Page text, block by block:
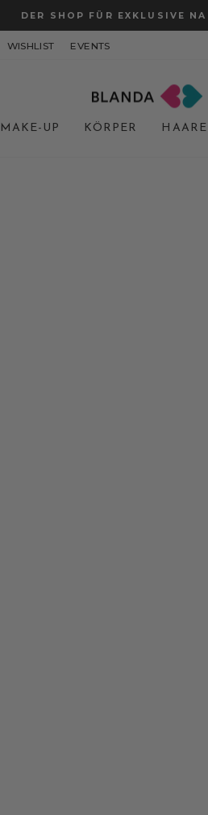
DER SHOP FÜR EXKLUSIVE
WISHLIST EVENTS
MAKE-UP KÖRPER HAARE